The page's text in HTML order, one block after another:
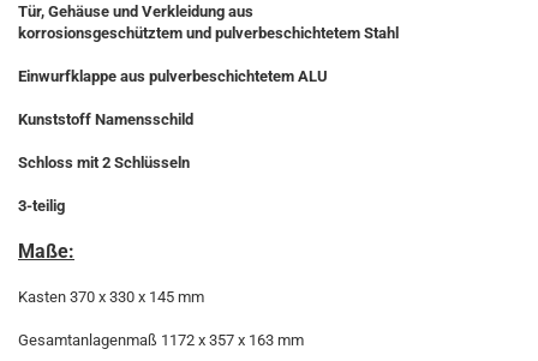
Tür, Gehäuse und Verkleidung aus
korrosionsgeschütztem und pulverbeschichtetem Stahl
Einwurfklappe aus pulverbeschichtetem ALU
Kunststoff Namensschild
Schloss mit 2 Schlüsseln
3-teilig
Maße:
Kasten 370 x 330 x 145 mm
Gesamtanlagenmaß 1172 x 357 x 163 mm